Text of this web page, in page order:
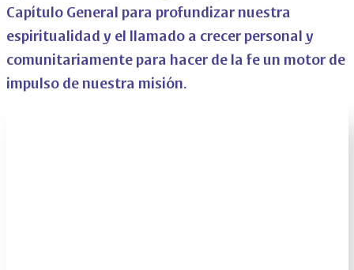
Capítulo General para profundizar nuestra
espiritualidad y el llamado a crecer personal y
comunitariamente para hacer de la fe un motor de
impulso de nuestra misión.